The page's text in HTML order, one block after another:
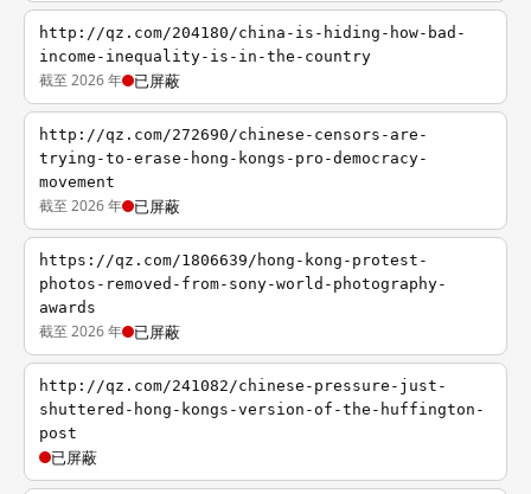
http://qz.com/204180/china-is-hiding-how-bad-
income-inequality-is-in-the-country
截至 2026 年 已屏蔽
http://qz.com/272690/chinese-censors-are-
trying-to-erase-hong-kongs-pro-democracy-
movement
截至 2026 年 已屏蔽
https://qz.com/1806639/hong-kong-protest-
photos-removed-from-sony-world-photography-
awards
截至 2026 年 已屏蔽
http://qz.com/241082/chinese-pressure-just-
shuttered-hong-kongs-version-of-the-huffington-
post
已屏蔽